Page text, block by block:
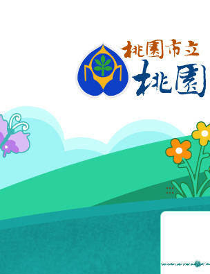
:::